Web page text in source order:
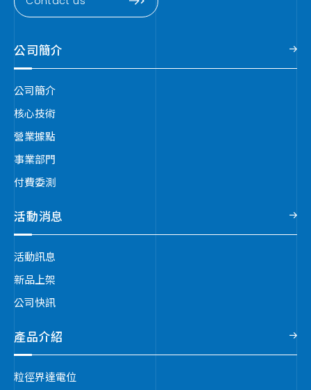
公司簡介
公司簡介
核心技術
營業據點
事業部門
付費委測
活動消息
活動訊息
新品上架
公司快訊
產品介紹
粒徑界達電位